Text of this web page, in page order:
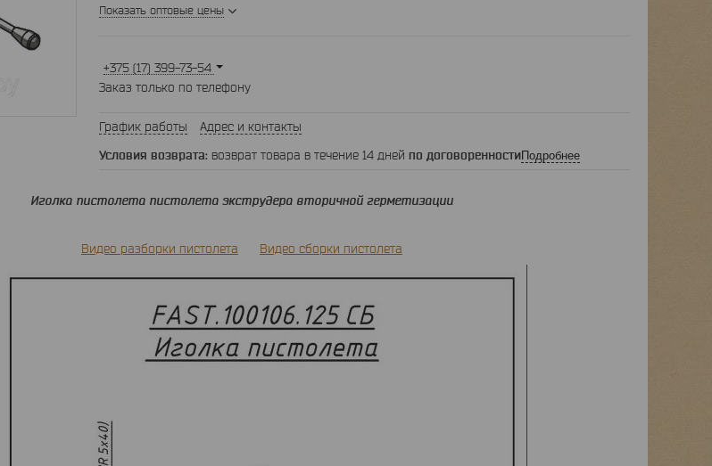
Показать оптовые цены
+375 (17) 399-73-54
Заказ только по телефону
График работы
Адрес и контакты
возврат товара в течение 14 дней по договоренностиПодробнее
Иголка пистолета пистолета экструдера вторичной герметизации
Видео разборки пистолета Видео сборки пистолета